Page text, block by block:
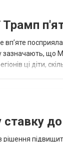
що
ці діти,